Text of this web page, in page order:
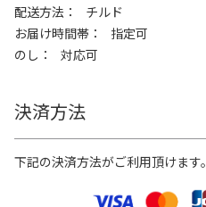
配送方法
チルド
お届け時間帯
指定可
のし
対応可
決済方法
下記の決済方法がご利用頂けます。